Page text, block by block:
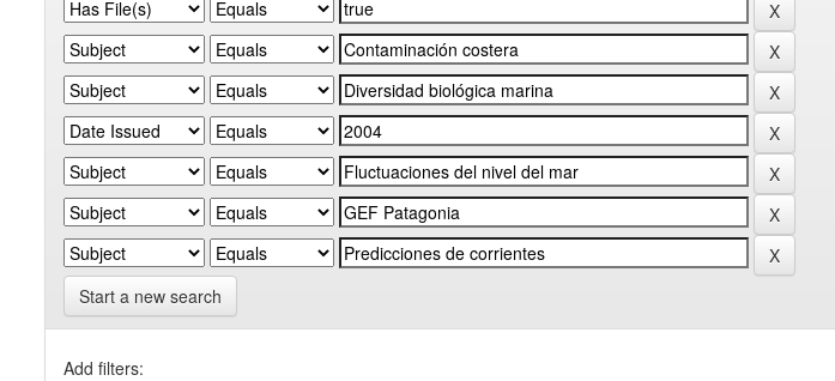
Start a new search
Add filters: